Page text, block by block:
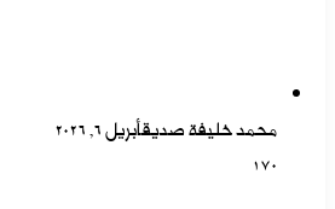
محمد خليفة صديقأبريل 6, 2026
170